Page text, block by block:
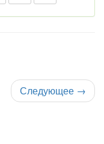
Следующее →